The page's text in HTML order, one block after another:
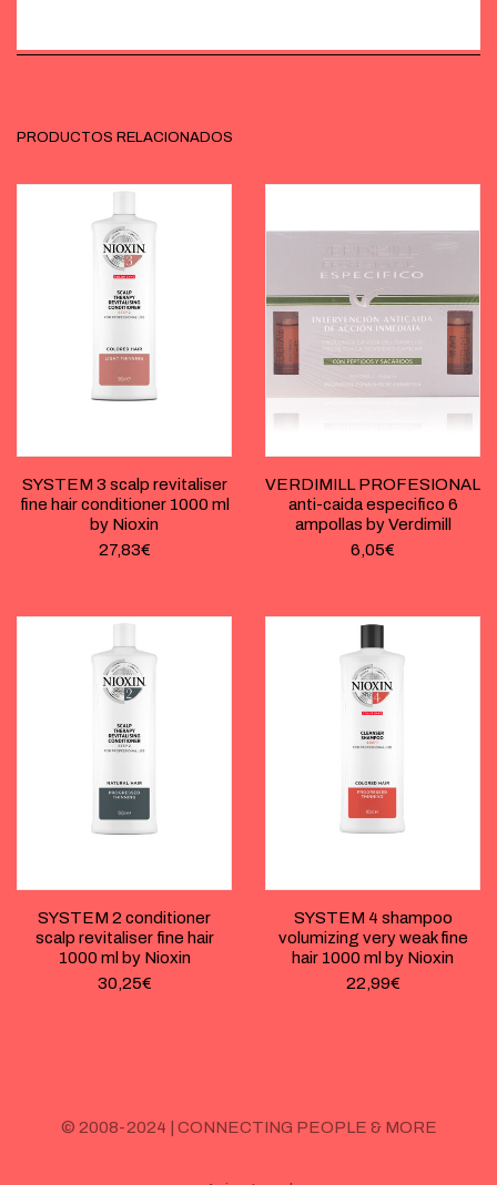
PRODUCTOS RELACIONADOS
SYSTEM 3 scalp revitaliser
fine hair conditioner 1000 ml
by Nioxin
27,83€
VERDIMILL PROFESIONAL
anti-caida especifico 6
ampollas by Verdimill
6,05€
SYSTEM 2 conditioner
scalp revitaliser fine hair
1000 ml by Nioxin
30,25€
SYSTEM 4 shampoo
volumizing very weak fine
hair 1000 ml by Nioxin
22,99€
© 2008-2024 | CONNECTING PEOPLE & MORE